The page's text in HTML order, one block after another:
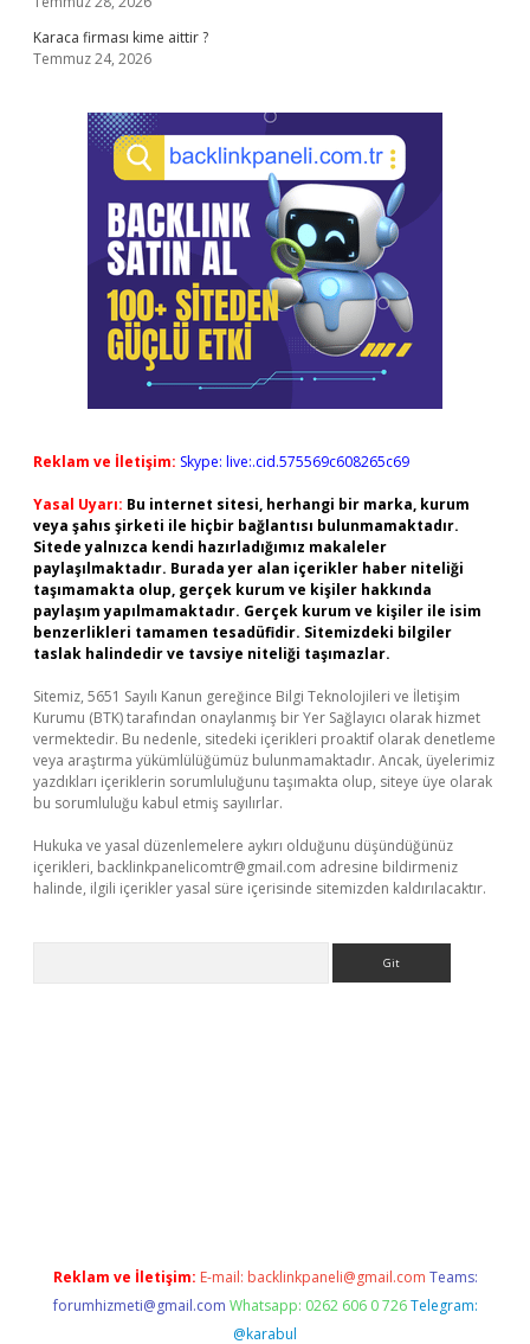
Karaca firması kime aittir ?
Temmuz 24, 2026
Reklam ve İletişim: Skype: live:.cid.575569c608265c69
Yasal Uyarı: Bu internet sitesi, herhangi bir marka, kurum
veya şahıs şirketi ile hiçbir bağlantısı bulunmamaktadır.
Sitede yalnızca kendi hazırladığımız makaleler
paylaşılmaktadır. Burada yer alan içerikler haber niteliği
taşımamakta olup, gerçek kurum ve kişiler hakkında
paylaşım yapılmamaktadır. Gerçek kurum ve kişiler ile isim
benzerlikleri tamamen tesadüfidir. Sitemizdeki bilgiler
taslak halindedir ve tavsiye niteliği taşımazlar.
Sitemiz, 5651 Sayılı Kanun gereğince Bilgi Teknolojileri ve İletişim
Kurumu (BTK) tarafından onaylanmış bir Yer Sağlayıcı olarak hizmet
vermektedir. Bu nedenle, sitedeki içerikleri proaktif olarak denetleme
veya araştırma yükümlülüğümüz bulunmamaktadır. Ancak, üyelerimiz
yazdıkları içeriklerin sorumluluğunu taşımakta olup, siteye üye olarak
bu sorumluluğu kabul etmiş sayılırlar.
Hukuka ve yasal düzenlemelere aykırı olduğunu düşündüğünüz
içerikleri, backlinkpanelicomtr@gmail.com adresine bildirmeniz
halinde, ilgili içerikler yasal süre içerisinde sitemizden kaldırılacaktır.
Reklam ve İletişim: E-mail: backlinkpaneli@gmail.com Teams:
forumhizmeti@gmail.com Whatsapp: 0262 606 0 726 Telegram:
@karabul